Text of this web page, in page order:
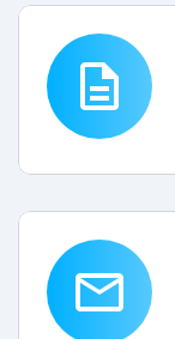
description
email